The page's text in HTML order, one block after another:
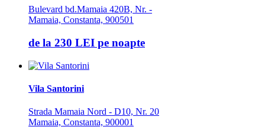
Bulevard bd.Mamaia 420B, Nr. -
Mamaia, Constanta, 900501
de la 230 LEI pe noapte
Vila Santorini
Strada Mamaia Nord - D10, Nr. 20
Mamaia, Constanta, 900001